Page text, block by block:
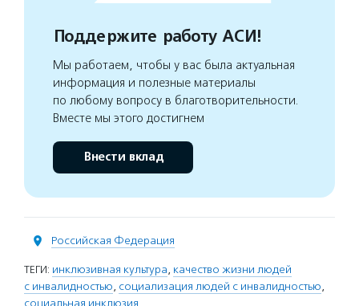
Поддержите работу АСИ!
Мы работаем, чтобы у вас была актуальная
информация и полезные материалы
по любому вопросу в благотворительности.
Вместе мы этого достигнем
Внести вклад
Российская Федерация
ТЕГИ: инклюзивная культура, качество жизни людей
с инвалидностью, социализация людей с инвалидностью,
социальная инклюзия